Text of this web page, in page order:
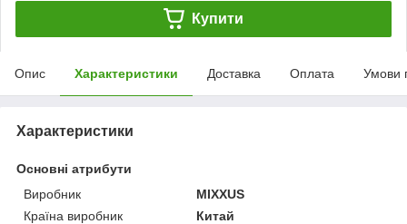
Купити
Опис Характеристики Доставка Оплата Умови
Характеристики
Основні атрибути
Виробник
MIXXUS
Країна виробник
Китай